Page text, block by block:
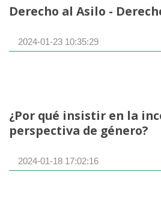
Derecho al Asilo -
2024-01-23 10:35:29
¿Por qué insistir en la
perspectiva de género?
2024-01-18 17:02:16